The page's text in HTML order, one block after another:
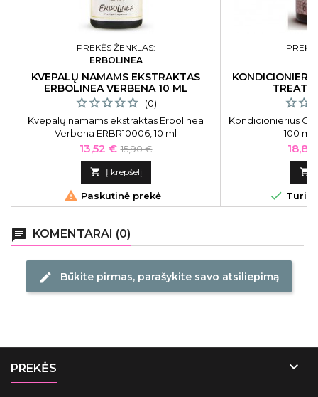
PREKĖS ŽENKLAS:
ERBOLINEA
KVEPALŲ NAMAMS EKSTRAKTAS
ERBOLINEA VERBENA 10 ML
(0)
Kvepalų namams ekstraktas Erbolinea
Verbena ERBR10006, 10 ml
„Erbolinea“ kvepalų namams ekstraktas
suteikia nepamirštamas aromatines patirtis
ir stimuliuoja išskirtinį gerovės jausmą.
Kaina
13,52 € Bazinė
kaina
15,90 €
 Į krepšelį
 Paskutinė prekė
Kondicionierius
100 ml
Kaina
18,81


chat KOMENTARAI (0)
edit Būkite pirmas, parašykite savo atsiliepimą
PREKĖS 